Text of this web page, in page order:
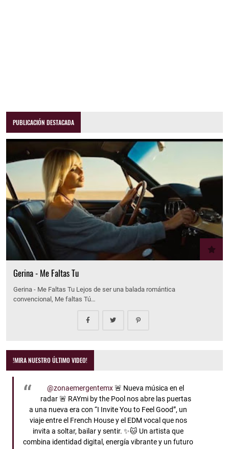
PUBLICACIÓN DESTACADA
Gerina - Me Faltas Tu
Gerina - Me Faltas Tu Lejos de ser una balada romántica
convencional, Me faltas Tú…
!MIRA NUESTRO ÚLTIMO VIDEO!
@zonaemergentemx🚨 Nueva música en el
radar 🚨 RAYmi by the Pool nos abre las puertas
a una nueva era con “I Invite You to Feel Good”, un
viaje entre el French House y el EDM vocal que nos
invita a soltar, bailar y sentir. ✨🐱 Un artista que
combina identidad digital, energía vibrante y un futuro